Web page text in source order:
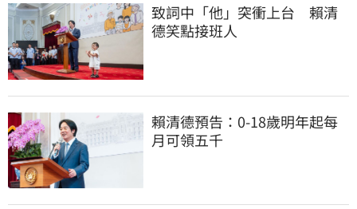
致詞中「他」突衝上台　賴清
德笑點接班人
賴清德預告：0-18歲明年起每
月可領五千